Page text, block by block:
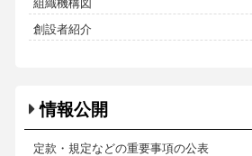
組織機構図
創設者紹介
情報公開
定款・規定などの重要事項の公表